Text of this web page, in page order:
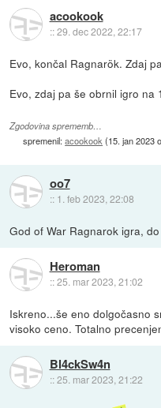
acookook
::29. dec 2022, 22:17
Evo, končal Ragnarök. Zdaj
Evo, zdaj pa še obrnil igro na
Zgodovina sprememb…
spremenil:acookook (15. jan 2023
oo7
:: 1. feb 2023, 22:08
God of War Ragnarok igra,
Heroman
::25. mar 2023, 21:02
Iskreno...še eno dolgočasno
visoko ceno. Totalno
Bl4ckSw4n
::25. mar 2023, 21:22